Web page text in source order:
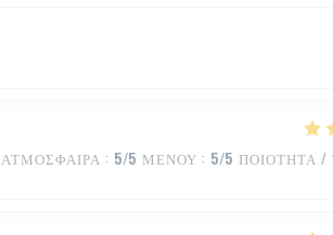
ΑΤΜΌΣΦΑΙΡΑ : 5/5 ΜΕΝΟΎ : 5/5 ΠΟΙΌΤΗΤΑ /